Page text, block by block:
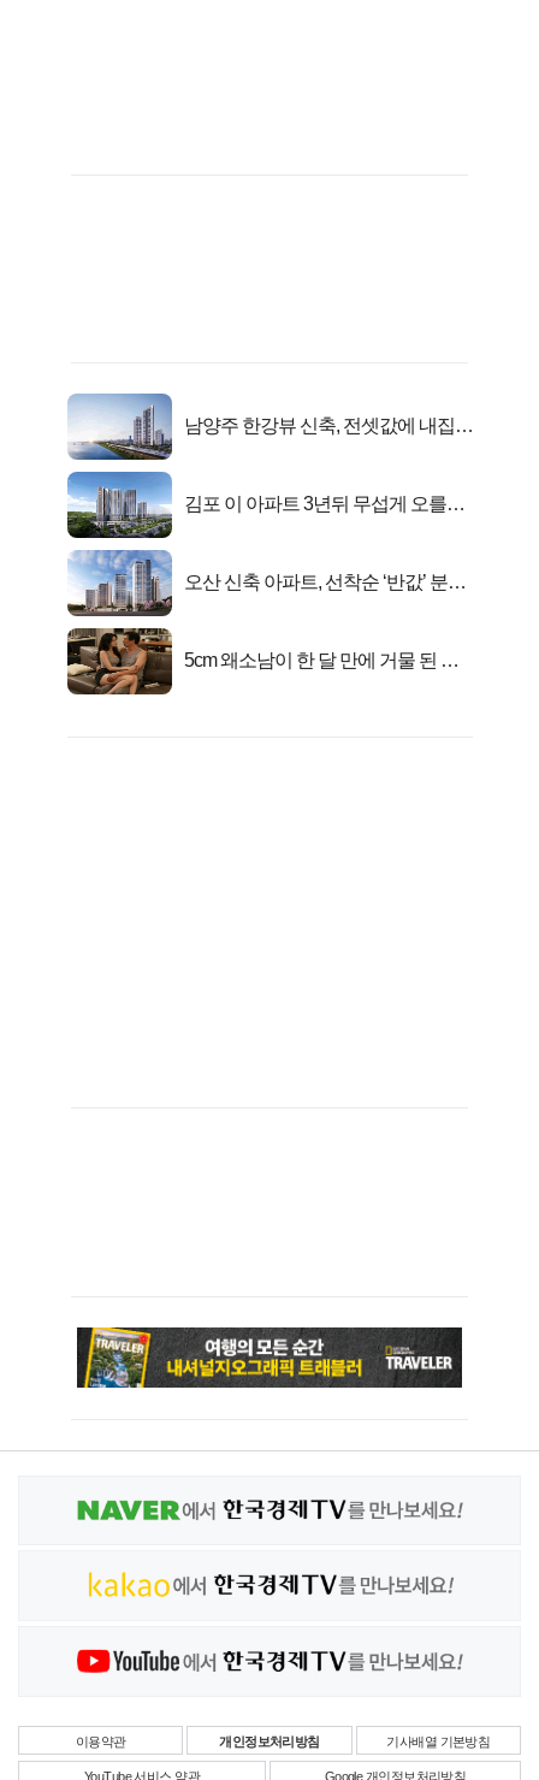
남양주 한강뷰 신축, 전셋값에 내집마
김포 이 아파트 3년뒤 무섭게 오를겁
오산 신축 아파트, 선착순 ‘반값’ 분양
5cm 왜소남이 한 달 만에 거물 된 사
이용약관 개인정보처리방침 기사배열 기본방침
YouTube 서비스 약관 Google 개인정보처리방침